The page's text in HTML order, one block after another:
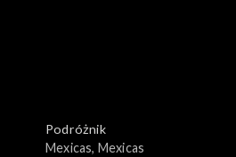
Podróżnik
Mexicas, Mexicas